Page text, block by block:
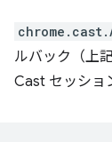
ルバック（上
Cast セッショ